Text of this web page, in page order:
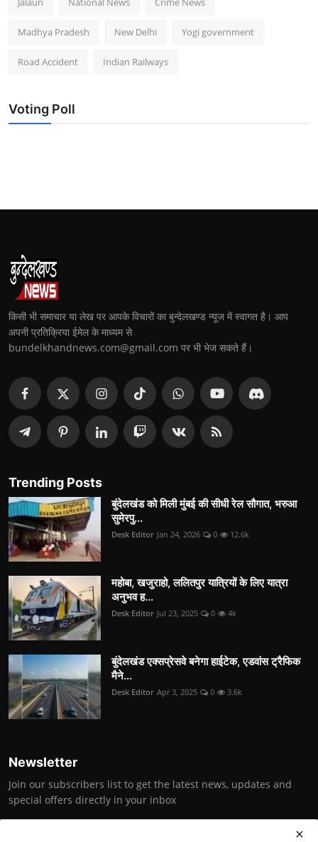
Madhya Pradesh New Delhi Yogi government
Road Accident Indian Railways
Voting Poll
किसी भी समाचार या लेख पर आपके विचारों का बुन्देलखण्ड न्यूज में स्वागत है। आप
अपनी प्रतिक्रिया ईमेल के माध्यम से
bundelkhandnews.com@gmail.com पर भी भेज सकते हैं।
Trending Posts
बुंदेलखंड को मिली मुंबई की सीधी रेल सौगात, भरुआ
सुमेरपु...
Desk Editor Jan 24, 2026 0 12.6k
महोबा, खजुराहो, ललितपुर यात्रियों के लिए यात्रा
अनुभव ह...
Desk Editor Jul 23, 2025 0 4k
बुंदेलखंड एक्सप्रेसवे बनेगा हाईटेक, एडवांस ट्रैफिक
मैने...
Desk Editor Apr 3, 2025 0 3.6k
Newsletter
Join our subscribers list to get the latest news, updates and
special offers directly in your inbox
Subscribe